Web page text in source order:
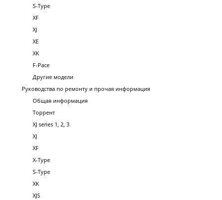
S-Type
XF
XJ
XE
XK
F-Pace
Другие модели
Руководства по ремонту и прочая информация
Общая информация
Торрент
XJ series 1, 2, 3
XJ
XF
X-Type
S-Type
XK
XJS